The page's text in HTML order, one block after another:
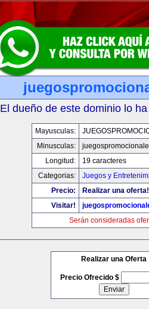
El dueño de este dominio lo
Mayusculas:
Minusculas:
Longitud:
19 caracteres
Categorias:
Juegos y
Precio:
Realizar una oferta!
Visitar!
Serán consideradas
Realizar una Oferta
Precio Ofrecido $